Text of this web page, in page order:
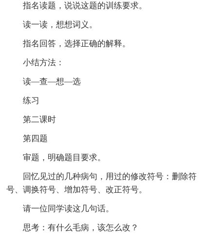
指名读题，说说这题的训练要求。
读一读，想想词义。
指名回答，选择正确的解释。
小结方法：
读—查—想—选
练习
第二课时
第四题
审题，明确题目要求。
回忆见过的几种病句，用过的修改符号：删除符
号、调换符号、增加符号、改正符号。
请一位同学读这几句话。
思考：有什么毛病，该怎么改？